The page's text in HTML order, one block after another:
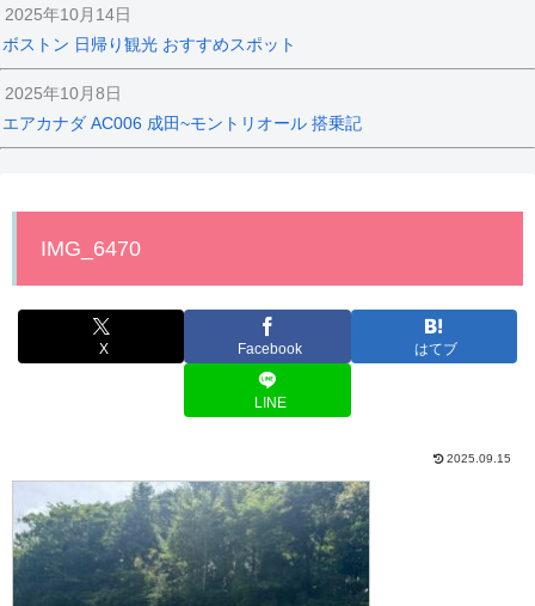
2025年10月14日
ボストン 日帰り観光 おすすめスポット
2025年10月8日
エアカナダ AC006 成田~モントリオール 搭乗記
IMG_6470
X Facebook はてブ
LINE
2025.09.15